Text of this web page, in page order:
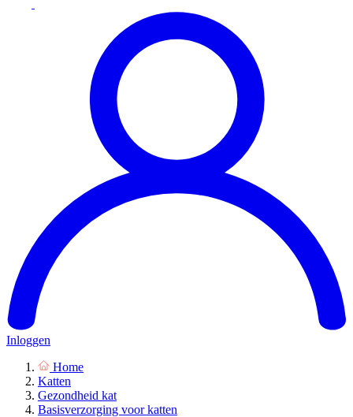
Inloggen
Home
Katten
Gezondheid kat
Basisverzorging voor katten